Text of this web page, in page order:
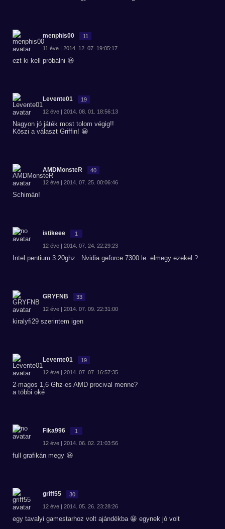
menphis00 11
11 éve | 2014. 12. 07. 19:05:17
ezt ki kell próbálni 😃
Levente01 19
12 éve | 2014. 08. 01. 18:56:13
Nagyon jó játék most tolom végig!!
Köszi a választ Griffin! 😀
AMDMonsteR 40
12 éve | 2014. 07. 25. 00:06:46
Schimán!
istikeee 1
12 éve | 2014. 07. 24. 22:29:23
Intel pentium 3.20ghz . Nvidia geforce 7300 le. elmegy ezekel.?
GRYFNB 33
12 éve | 2014. 07. 09. 22:31:00
kiralyfi29 szerintem igen
Levente01 19
12 éve | 2014. 07. 07. 16:57:35
2-magos 1,6 Ghz-es AMD procival menne?
a többi oké
Fika996 1
12 éve | 2014. 06. 02. 21:03:56
full grafikán megy 😃
griff55 30
12 éve | 2014. 05. 26. 23:28:26
egy tavalyi gamestarhoz volt ajándékba 😀 egynek jó volt